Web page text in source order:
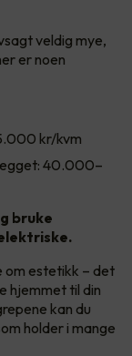
veldig mye,
er noen
kr/kvm
40.000–
bruke
om estetikk – det
hjemmet til din
kan du
holder i mange